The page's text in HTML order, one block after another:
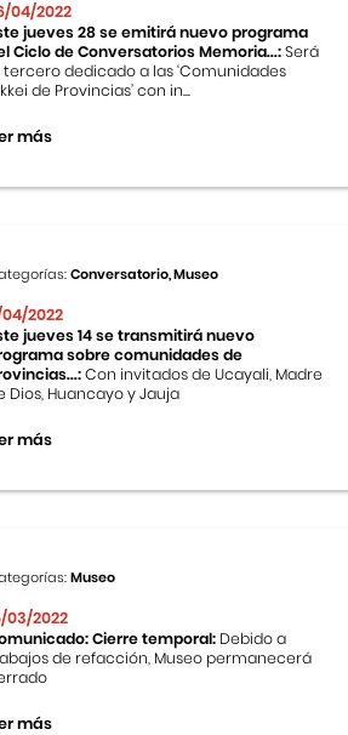
04/2022
jueves 28 se emitirá nuevo programa
Ciclo de Conversatorios Memoria...:Será
tercero dedicado a las ‘Comunidades
de Provincias’ con in...
más
Conversatorio, Museo
04/2022
jueves 14 se transmitirá nuevo
sobre comunidades de
Con invitados de Ucayali, Madre
Dios, Huancayo y Jauja
más
Museo
03/2022
Cierre temporal: Debido a
de refacción, Museo permanecerá
más